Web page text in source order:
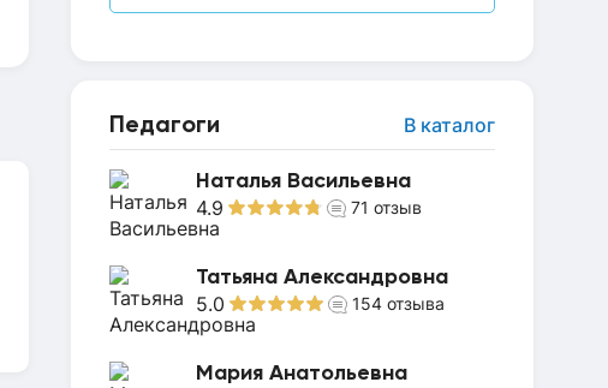
Педагоги В каталог
Наталья Васильевна
4.9 71 отзыв
Татьяна Александровна
5.0 154 отзыва
Мария Анатольевна